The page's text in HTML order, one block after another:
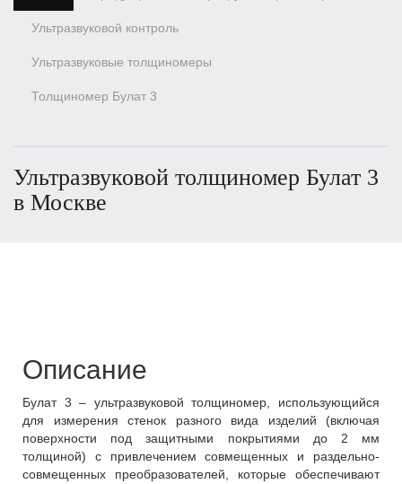
Ультразвуковой контроль
Ультразвуковые толщиномеры
Толщиномер Булат 3
Ультразвуковой толщиномер Булат 3
в Москве
Описание
Булат 3 – ультразвуковой толщиномер, использующийся
для измерения стенок разного вида изделий (включая
поверхности под защитными покрытиями до 2 мм
толщиной) с привлечением совмещенных и раздельно-
совмещенных преобразователей, которые обеспечивают